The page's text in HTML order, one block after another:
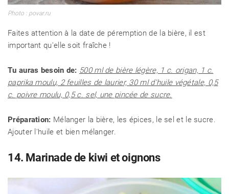
Photo : povar.ru
Faites attention à la date de péremption de la bière, il est
important qu'elle soit fraîche !
Tu auras besoin de: 500 ml de bière légère, 1 c. origan, 1 c.
paprika moulu, 2 feuilles de laurier, 30 ml d'huile végétale, 0,5
c. poivre moulu, 0,5 c. sel, une pincée de sucre.
Préparation: Mélanger la bière, les épices, le sel et le sucre.
Ajouter l'huile et bien mélanger.
14. Marinade de kiwi et oignons